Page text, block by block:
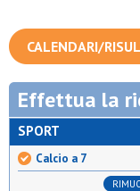
CALENDARI/
Effettua la
SPORT
Calcio a 7